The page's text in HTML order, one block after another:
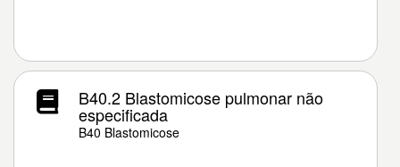
B40.2 Blastomicose pulmonar não
especificada
B40 Blastomicose